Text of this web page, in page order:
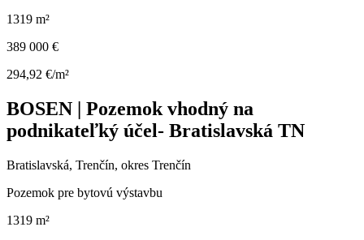
1319 m²
389 000 €
294,92 €/m²
BOSEN | Pozemok vhodný na
podnikateľký účel- Bratislavská TN
Bratislavská, Trenčín, okres Trenčín
Pozemok pre bytovú výstavbu
1319 m²